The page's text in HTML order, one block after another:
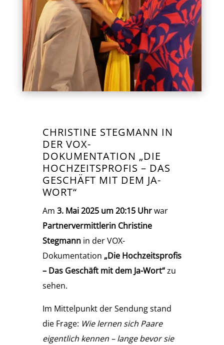
CHRISTINE STEGMANN IN
DER VOX-
DOKUMENTATION „DIE
HOCHZEITSPROFIS – DAS
GESCHÄFT MIT DEM JA-
WORT“
Am 3. Mai 2025 um 20:15 Uhrwar
Partnervermittlerin Christine
Stegmannin der VOX-
Dokumentation „Die Hochzeitsprofis
– Das Geschäft mit dem Ja-Wort“zu
sehen.
Im Mittelpunkt der Sendung stand
die Frage: Wie lernen sich Paare
eigentlich kennen – lange bevor sie